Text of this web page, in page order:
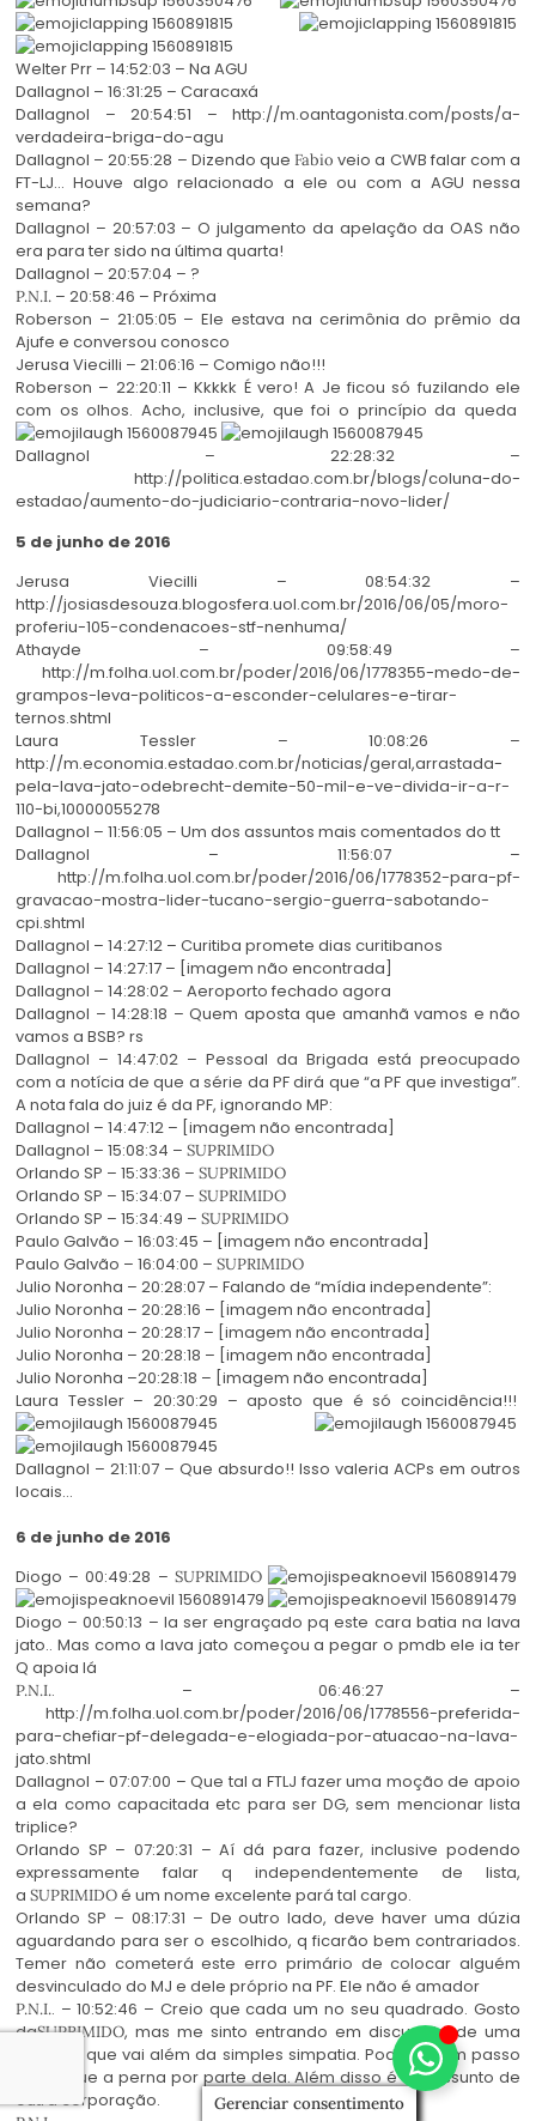
Welter Prr – 14:52:03 – Na AGU
Dallagnol – 16:31:25 – Caracaxá
Dallagnol – 20:54:51 – http://m.oantagonista.com/posts/a-
verdadeira-briga-do-agu
Dallagnol – 20:55:28 – Dizendo que Fabio veio a CWB falar com a
FT-LJ… Houve algo relacionado a ele ou com a AGU nessa
semana?
Dallagnol – 20:57:03 – O julgamento da apelação da OAS não
era para ter sido na última quarta!
Dallagnol – 20:57:04 – ?
P.N.I. – 20:58:46 – Próxima
Roberson – 21:05:05 – Ele estava na cerimônia do prêmio da
Ajufe e conversou conosco
Jerusa Viecilli – 21:06:16 – Comigo não!!!
Roberson – 22:20:11 – Kkkkk É vero! A Je ficou só fuzilando ele
com os olhos. Acho, inclusive, que foi o princípio da queda
Dallagnol – 22:28:32 –
http://politica.estadao.com.br/blogs/coluna-do-
estadao/aumento-do-judiciario-contraria-novo-lider/
5 de junho de 2016
Jerusa Viecilli – 08:54:32 –
http://josiasdesouza.blogosfera.uol.com.br/2016/06/05/moro-
proferiu-105-condenacoes-stf-nenhuma/
Athayde – 09:58:49 –
http://m.folha.uol.com.br/poder/2016/06/1778355-medo-de-
grampos-leva-politicos-a-esconder-celulares-e-tirar-
ternos.shtml
Laura Tessler – 10:08:26 –
http://m.economia.estadao.com.br/noticias/geral,arrastada-
pela-lava-jato-odebrecht-demite-50-mil-e-ve-divida-ir-a-r-
110-bi,10000055278
Dallagnol – 11:56:05 – Um dos assuntos mais comentados do tt
Dallagnol – 11:56:07 –
http://m.folha.uol.com.br/poder/2016/06/1778352-para-pf-
gravacao-mostra-lider-tucano-sergio-guerra-sabotando-
cpi.shtml
Dallagnol – 14:27:12 – Curitiba promete dias curitibanos
Dallagnol – 14:27:17 – [imagem não encontrada]
Dallagnol – 14:28:02 – Aeroporto fechado agora
Dallagnol – 14:28:18 – Quem aposta que amanhã vamos e não
vamos a BSB? rs
Dallagnol – 14:47:02 – Pessoal da Brigada está preocupado
com a notícia de que a série da PF dirá que “a PF que investiga”.
A nota fala do juiz é da PF, ignorando MP:
Dallagnol – 14:47:12 – [imagem não encontrada]
Dallagnol – 15:08:34 – SUPRIMIDO
Orlando SP – 15:33:36 – SUPRIMIDO
Orlando SP – 15:34:07 – SUPRIMIDO
Orlando SP – 15:34:49 – SUPRIMIDO
Paulo Galvão – 16:03:45 – [imagem não encontrada]
Paulo Galvão – 16:04:00 – SUPRIMIDO
Julio Noronha – 20:28:07 – Falando de “mídia independente”:
Julio Noronha – 20:28:16 – [imagem não encontrada]
Julio Noronha – 20:28:17 – [imagem não encontrada]
Julio Noronha – 20:28:18 – [imagem não encontrada]
Julio Noronha –20:28:18 – [imagem não encontrada]
Laura Tessler – 20:30:29 – aposto que é só coincidência!!!
Dallagnol – 21:11:07 – Que absurdo!! Isso valeria ACPs em outros
locais…
6 de junho de 2016
Diogo – 00:49:28 – SUPRIMIDO
Diogo – 00:50:13 – Ia ser engraçado pq este cara batia na lava
jato.. Mas como a lava jato começou a pegar o pmdb ele ia ter
Q apoia lá
P.N.I.. – 06:46:27 –
http://m.folha.uol.com.br/poder/2016/06/1778556-preferida-
para-chefiar-pf-delegada-e-elogiada-por-atuacao-na-lava-
jato.shtml
Dallagnol – 07:07:00 – Que tal a FTLJ fazer uma moção de apoio
a ela como capacitada etc para ser DG, sem mencionar lista
triplice?
Orlando SP – 07:20:31 – Aí dá para fazer, inclusive podendo
expressamente falar q independentemente de lista,
a SUPRIMIDOé um nome excelente pará tal cargo.
Orlando SP – 08:17:31 – De outro lado, deve haver uma dúzia
aguardando para ser o escolhido, q ficarão bem contrariados.
Temer não cometerá este erro primário de colocar alguém
desvinculado do MJ e dele próprio na PF. Ele não é amador
P.N.I.. – 10:52:46 – Creio que cada um no seu quadrado. Gosto
daSUPRIMIDO, mas me sinto entrando em discussão de uma
questão que vai além da simples simpatia. Pode ser um passo
maior que a perna por parte dela. Além disso é um assunto de
outra corporação.
Gerenciar consentimento